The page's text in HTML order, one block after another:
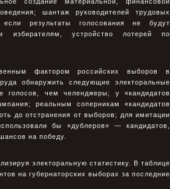
шантаж руководителей трудовых
результаты голосования не будут
избирателям, устройство лотерей по
фактором российских выборов в
обнаружить следующие электоральные
голосов, чем челенджеры; у «кандидатов
реальным соперникам «кандидатов
до отстранения от выборов; для имитации
бы «дублеров» — кандидатов,
на победу.
электоральную статистику. В таблице
на губернаторских выборах за последние